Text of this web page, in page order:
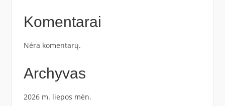
Komentarai
Nėra komentarų.
Archyvas
2026 m. liepos mėn.